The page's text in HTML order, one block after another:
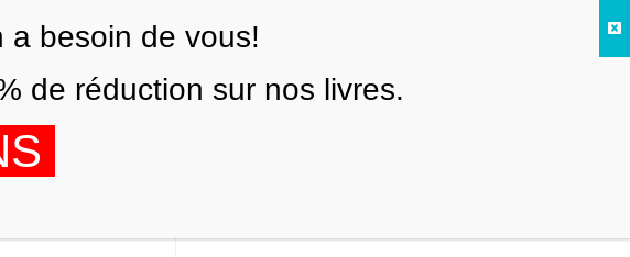
a besoin de vous!
de réduction sur nos livres.